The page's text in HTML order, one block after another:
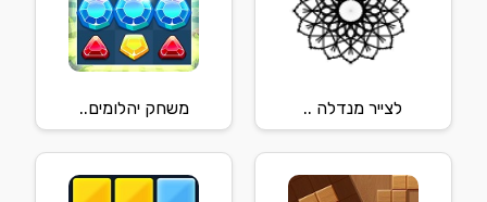
לצייר מנדלה .. משחק יהלומים..